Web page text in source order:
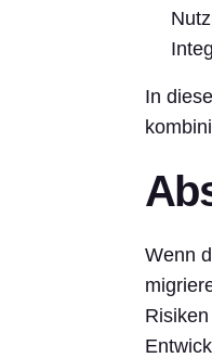
In
Wenn